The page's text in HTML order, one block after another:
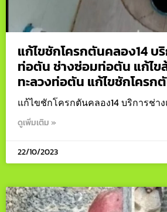
แก้ไขชักโครกตันคลอง14 บ
ท่อตัน ช่างซ่อมท่อตัน แก้ไข
ทะลวงท่อตัน แก้ไขชักโครก
แก้ไขชักโครกตันคลอง14 บริการช่า
ดูเพิ่มเติม »
22/10/2023